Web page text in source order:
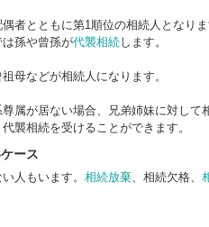
者とともに第1順位の相続人となり
は孫や曾孫が代襲相続します。
母などが相続人になります。
属が居ない場合、兄弟姉妹に対して
襲相続を受けることができます。
ース
人もいます。 相続放棄、相続欠格、